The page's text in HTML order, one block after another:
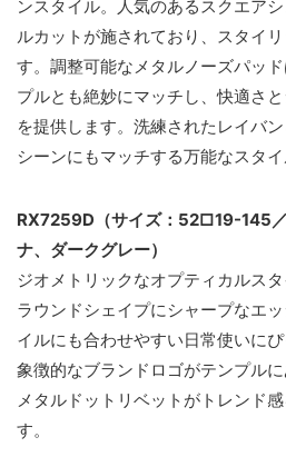
ンスタイル。人気のあるスクエア
ルカットが施されており、スタイ
す。調整可能なメタルノーズパッ
プルとも絶妙にマッチし、快適さ
を提供します。洗練されたレイバ
シーンにもマッチする万能なスタイ
RX7259D（サイズ：52□19-145
ナ、ダークグレー）
ジオメトリックなオプティカルス
ラウンドシェイプにシャープなエ
イルにも合わせやすい日常使いにぴ
象徴的なブランドロゴがテンプル
メタルドットリベットがトレンド
す。